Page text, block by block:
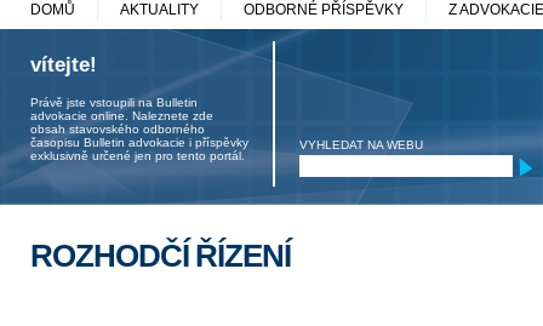
DOMŮ AKTUALITY ODBORNÉ PŘÍSPĚVKY Z ADVOKACIE
vítejte!
Právě jste vstoupili na Bulletin
advokacie online. Naleznete zde
obsah stavovského odborného
časopisu Bulletin advokacie i příspěvky
exklusivně určené jen pro tento portál.
VYHLEDAT NA WEBU
ROZHODČÍ ŘÍZENÍ